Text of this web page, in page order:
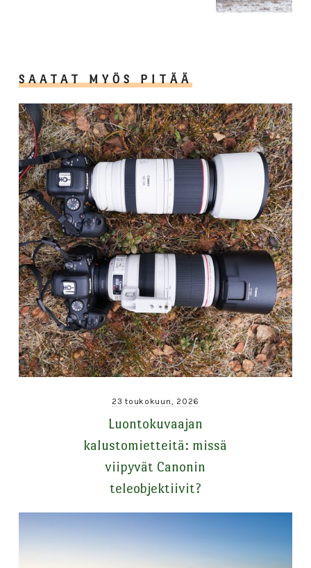
SAATAT MYÖS PITÄÄ
23 toukokuun, 2026
Luontokuvaajan
kalustomietteitä: missä
viipyvät Canonin
teleobjektiivit?